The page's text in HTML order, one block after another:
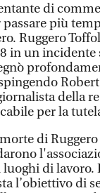
di
più
Ruggero
in un
della
per la
di
di lavoro.
l’obiettivo di